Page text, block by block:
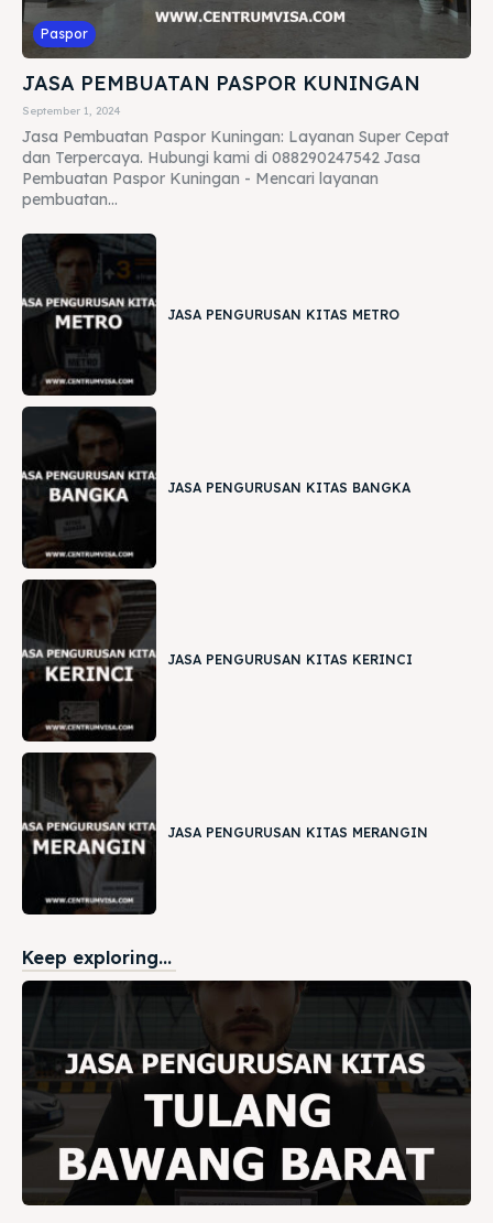
Paspor
JASA PEMBUATAN PASPOR KUNINGAN
September 1, 2024
Jasa Pembuatan Paspor Kuningan: Layanan Super Cepat
dan Terpercaya. Hubungi kami di 088290247542 Jasa
Pembuatan Paspor Kuningan - Mencari layanan
pembuatan...
JASA PENGURUSAN KITAS METRO
JASA PENGURUSAN KITAS BANGKA
JASA PENGURUSAN KITAS KERINCI
JASA PENGURUSAN KITAS MERANGIN
Keep exploring...